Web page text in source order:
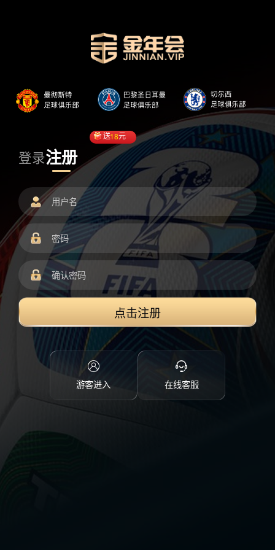
登录注册
送18元
点击注册
游客进入 在线客服